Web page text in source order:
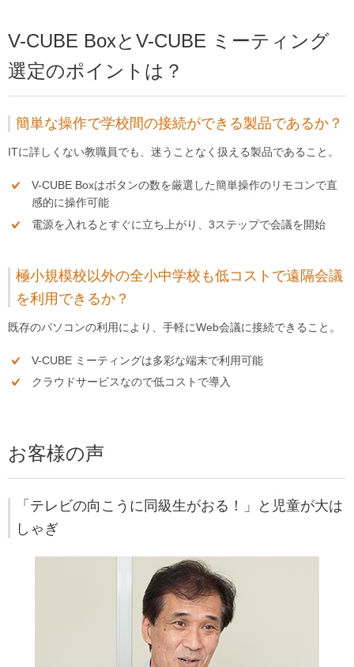
V-CUBE BoxとV-CUBE ミーティング
選定のポイントは？
簡単な操作で学校間の接続ができる製品であるか？
ITに詳しくない教職員でも、迷うことなく扱える製品であること。
V-CUBE Boxはボタンの数を厳選した簡単操作のリモコンで直
感的に操作可能
電源を入れるとすぐに立ち上がり、3ステップで会議を開始
極小規模校以外の全小中学校も低コストで遠隔会議
を利用できるか？
既存のパソコンの利用により、手軽にWeb会議に接続できること。
V-CUBE ミーティングは多彩な端末で利用可能
クラウドサービスなので低コストで導入
お客様の声
「テレビの向こうに同級生がおる！」と児童が大は
しゃぎ